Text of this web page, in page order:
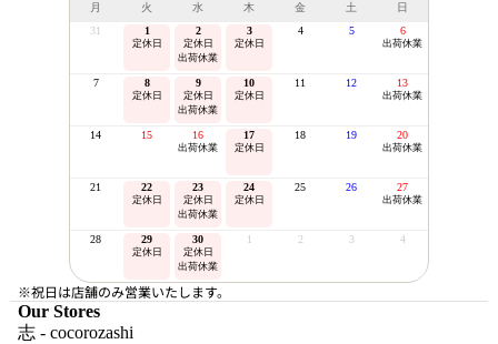
月 火 水 木 金 土
日
31
1
定休日
2
定休日
出荷休業
3
定休日
4 5 6
出荷休業
7 8
定休日
9
定休日
出荷休業
10
定休日
11 12 13
出荷休業
14 15 16
出荷休業
17
定休日
18 19 20
出荷休業
21 22
定休日
23
定休日
出荷休業
24
定休日
25 26 27
出荷休業
28 29
定休日
30
定休日
出荷休業
1 2 3 4
※祝日は店舗のみ営業いたします。
Our Stores
志 - cocorozashi